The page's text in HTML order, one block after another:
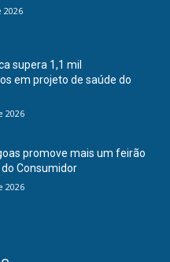
2026
supera 1,1 mil
em projeto de saúde do
2026
promove mais um feirão
Consumidor
2026